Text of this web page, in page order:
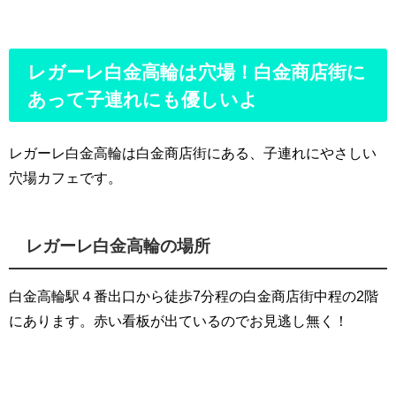
レガーレ白金高輪は穴場！白金商店街に
あって子連れにも優しいよ
レガーレ白金高輪は白金商店街にある、子連れにやさしい
穴場カフェです。
レガーレ白金高輪の場所
白金高輪駅４番出口から徒歩7分程の白金商店街中程の2階
にあります。赤い看板が出ているのでお見逃し無く！